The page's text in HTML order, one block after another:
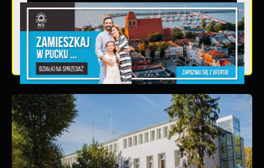
Teatralne lato - Zdrowo i kolorowo